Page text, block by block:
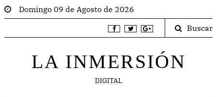
Domingo 09 de Agosto de 2026
Buscar
LA INMERSIÓN
DIGITAL